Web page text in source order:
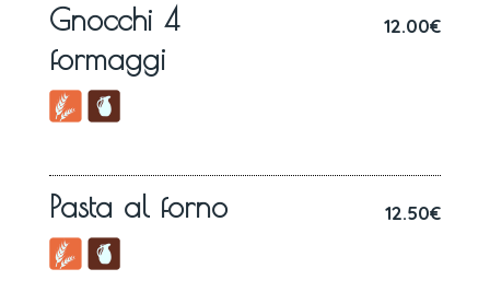
Gnocchi 4
formaggi
12.00€
Pasta al forno 12.50€